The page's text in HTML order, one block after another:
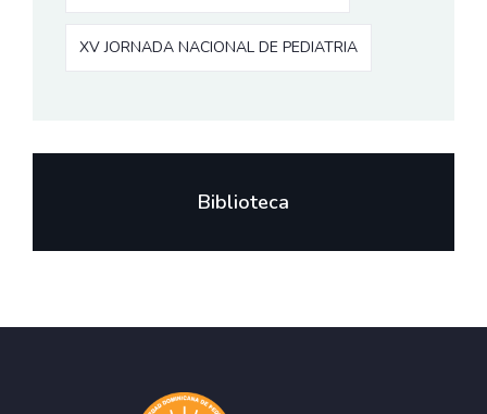
XV JORNADA NACIONAL DE PEDIATRIA
Biblioteca